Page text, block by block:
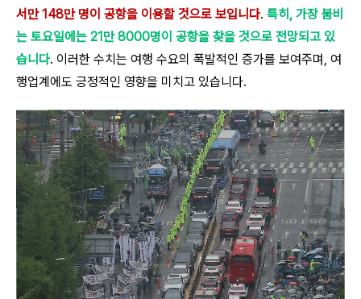
서만 148만 명이 공항을 이용할 것으로 보입니다. 특히, 가장 붐비
는 토요일에는 21만 8000명이 공항을 찾을 것으로 전망되고 있
습니다. 이러한 수치는 여행 수요의 폭발적인 증가를 보여주며, 여
행업계에도 긍정적인 영향을 미치고 있습니다.